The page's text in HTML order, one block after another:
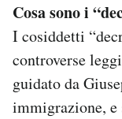
Cosa sono i
I cosiddetti
controverse
guidato da
immigrazione, e